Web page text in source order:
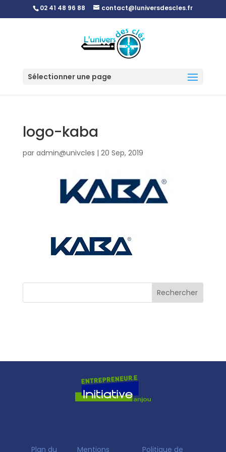
02 41 48 96 88 contact@luniversdescles.fr
Sélectionner une page
logo-kaba
par admin@univcles | 20 Sep, 2019
Plan du Mentions Politique de